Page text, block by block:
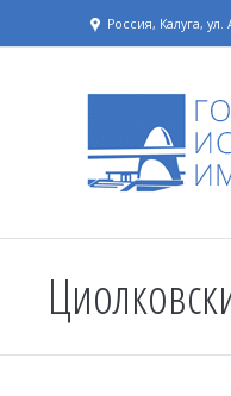
Россия, Калуга,